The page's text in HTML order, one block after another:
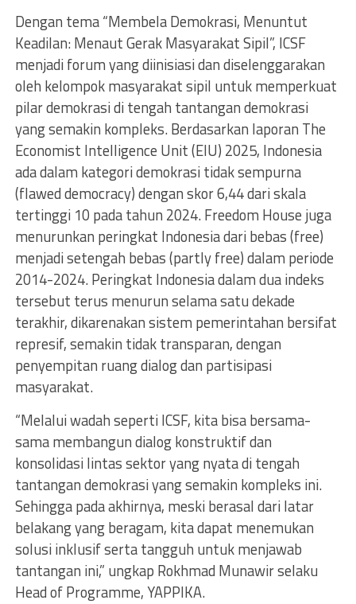
Dengan tema “Membela Demokrasi, Menuntut
Keadilan: Menaut Gerak Masyarakat Sipil”, ICSF
menjadi forum yang diinisiasi dan diselenggarakan
oleh kelompok masyarakat sipil untuk memperkuat
pilar demokrasi di tengah tantangan demokrasi
yang semakin kompleks. Berdasarkan laporan The
Economist Intelligence Unit (EIU) 2025, Indonesia
ada dalam kategori demokrasi tidak sempurna
(flawed democracy) dengan skor 6,44 dari skala
tertinggi 10 pada tahun 2024. Freedom House juga
menurunkan peringkat Indonesia dari bebas (free)
menjadi setengah bebas (partly free) dalam periode
2014-2024. Peringkat Indonesia dalam dua indeks
tersebut terus menurun selama satu dekade
terakhir, dikarenakan sistem pemerintahan bersifat
represif, semakin tidak transparan, dengan
penyempitan ruang dialog dan partisipasi
masyarakat.
“Melalui wadah seperti ICSF, kita bisa bersama-
sama membangun dialog konstruktif dan
konsolidasi lintas sektor yang nyata di tengah
tantangan demokrasi yang semakin kompleks ini.
Sehingga pada akhirnya, meski berasal dari latar
belakang yang beragam, kita dapat menemukan
solusi inklusif serta tangguh untuk menjawab
tantangan ini,” ungkap Rokhmad Munawir selaku
Head of Programme, YAPPIKA.